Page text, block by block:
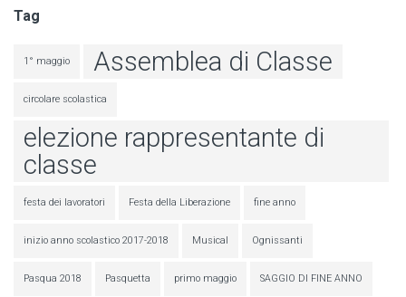
Tag
1° maggio Assemblea di Classe
circolare scolastica
elezione rappresentante di
classe
festa dei lavoratori Festa della Liberazione fine anno
inizio anno scolastico 2017-2018 Musical Ognissanti
Pasqua 2018 Pasquetta primo maggio SAGGIO DI FINE ANNO